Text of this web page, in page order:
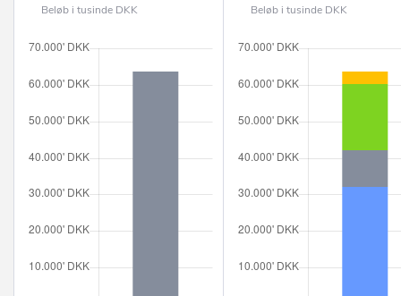
Beløb i tusinde DKK Beløb i tusinde DKK